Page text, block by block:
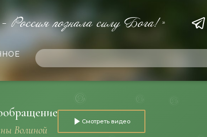
Россия познала силу Бога!»
Волиной
Смотреть видео